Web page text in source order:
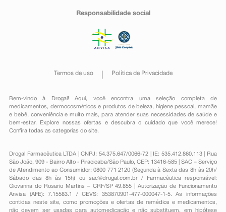
Responsabilidade social
Termos de uso Política de Privacidade
Bem-vindo à Drogal! Aqui, você encontra uma seleção completa de
medicamentos , dermocosméticos e produtos de beleza, higiene pessoal ,mamãe
e bebê, conveniênciae muito mais, para atender suas necessidades de saúde e
bem-estar. Explore nossas ofertas e descubra o cuidado que você merece!
Confira todas as categorias do site.
Drogal Farmacêutica LTDA | CNPJ: 54.375.647/0066-72 | IE: 535.412.860.113 | Rua
São João, 909 - Bairro Alto - Piracicaba/São Paulo, CEP: 13416-585 | SAC – Serviço
de Atendimento ao Consumidor: 0800 771 2120 (Segunda à Sexta das 8h às 20h/
Sábado das 8h às 15h) ou sac@drogal.com.br/ Farmacêutica responsável:
Giovanna do Rosario Martins – CRF/SP 49.855 | Autorização de Funcionamento
Anvisa (AFE): 7.15583.1 / CEVS: 353870901-477-000047-1-5. As informações
contidas neste site, como promoções e ofertas de remédios e medicamentos,
não devem ser usadas para automedicação e não substituem, em hipótese